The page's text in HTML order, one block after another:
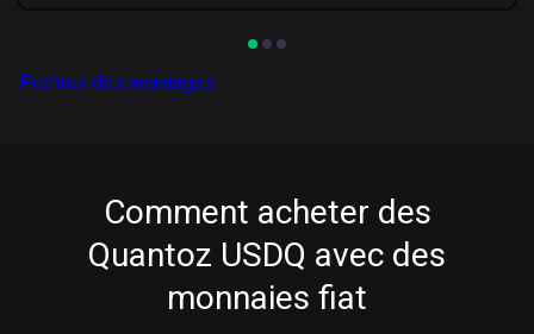
Profitez des avantages
Comment acheter des
Quantoz USDQ avec des
monnaies fiat